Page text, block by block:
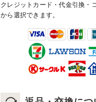
クレジットカード・代金引換・
から選択できます。